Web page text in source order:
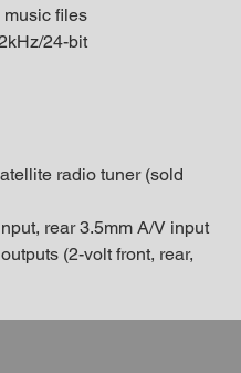
music files
24-bit
radio tuner (sold
rear 3.5mm A/V input
(2-volt front, rear,